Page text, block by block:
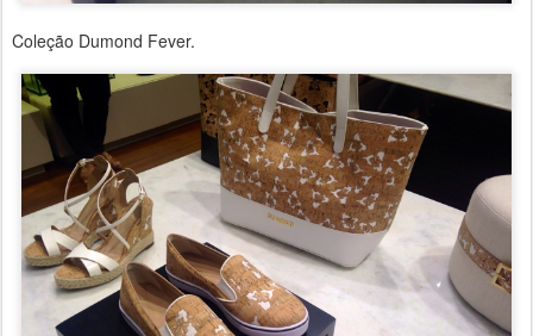
Coleção Dumond Fever.